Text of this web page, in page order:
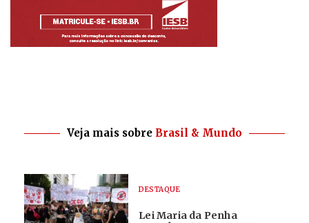
Veja mais sobre Brasil & Mundo
DESTAQUE
Lei Maria da Penha